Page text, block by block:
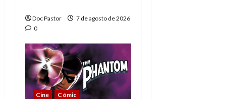
Doc Pastor
7 de agosto de 2026
0
Cine Cómic